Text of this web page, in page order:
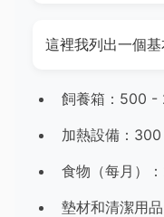
這裡我列出一個基
飼養箱：500 -
加熱設備：
食物（每月）
墊材和清潔用